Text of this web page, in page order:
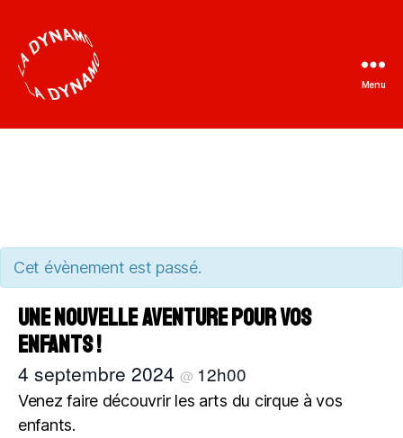
Dynamo
Menu
Cet évènement est passé.
Une nouvelle aventure pour vos
enfants !
4 septembre 2024 @ 12h00
Venez faire découvrir les arts du cirque à vos
enfants.